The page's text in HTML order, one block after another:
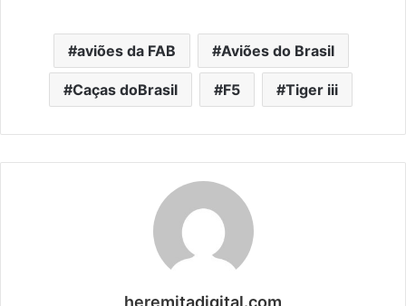
aviões da FAB Aviões do Brasil
Caças doBrasil F5 Tiger iii
heremitadigital.com